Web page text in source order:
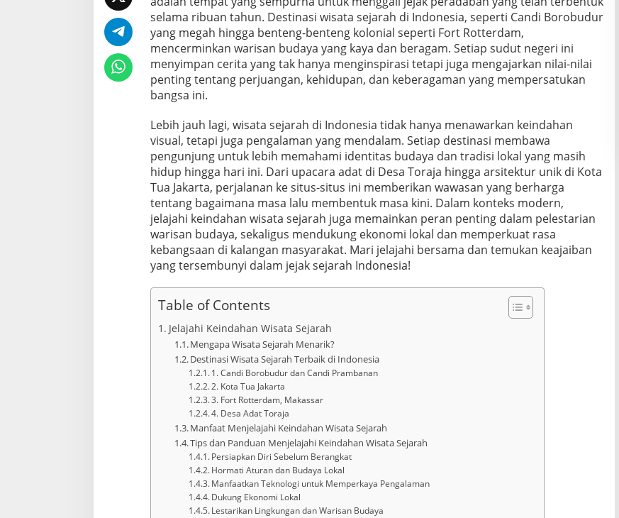
selama ribuan tahun. Destinasi wisata sejarah di Indonesia, seperti Candi Borobudur
yang megah hingga benteng-benteng kolonial seperti Fort Rotterdam,
mencerminkan warisan budaya yang kaya dan beragam. Setiap sudut negeri ini
menyimpan cerita yang tak hanya menginspirasi tetapi juga mengajarkan nilai-nilai
penting tentang perjuangan, kehidupan, dan keberagaman yang mempersatukan
bangsa ini.
Lebih jauh lagi, wisata sejarah di Indonesia tidak hanya menawarkan keindahan
visual, tetapi juga pengalaman yang mendalam. Setiap destinasi membawa
pengunjung untuk lebih memahami identitas budaya dan tradisi lokal yang masih
hidup hingga hari ini. Dari upacara adat di Desa Toraja hingga arsitektur unik di Kota
Tua Jakarta, perjalanan ke situs-situs ini memberikan wawasan yang berharga
tentang bagaimana masa lalu membentuk masa kini. Dalam konteks modern,
jelajahi keindahan wisata sejarah juga memainkan peran penting dalam pelestarian
warisan budaya, sekaligus mendukung ekonomi lokal dan memperkuat rasa
kebangsaan di kalangan masyarakat. Mari jelajahi bersama dan temukan keajaiban
yang tersembunyi dalam jejak sejarah Indonesia!
Table of Contents
Jelajahi Keindahan Wisata Sejarah
Mengapa Wisata Sejarah Menarik?
Destinasi Wisata Sejarah Terbaik di Indonesia
1. Candi Borobudur dan Candi Prambanan
2. Kota Tua Jakarta
3. Fort Rotterdam, Makassar
4. Desa Adat Toraja
Manfaat Menjelajahi Keindahan Wisata Sejarah
Tips dan Panduan Menjelajahi Keindahan Wisata Sejarah
Persiapkan Diri Sebelum Berangkat
Hormati Aturan dan Budaya Lokal
Manfaatkan Teknologi untuk Memperkaya Pengalaman
Dukung Ekonomi Lokal
Lestarikan Lingkungan dan Warisan Budaya